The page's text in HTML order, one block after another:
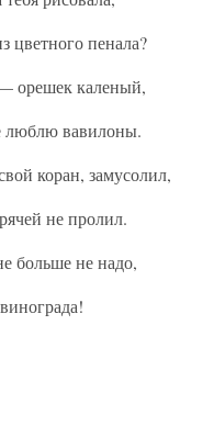
цветного пенала?
орешек каленый,
люблю вавилоны.
коран, замусолил,
не пролил.
больше не надо,